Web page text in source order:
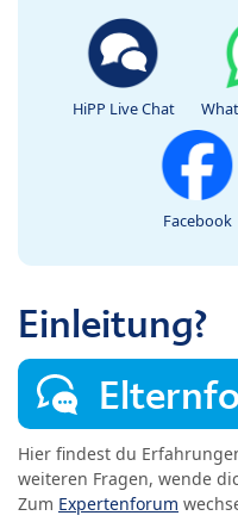
HiPP Live Chat
Facebook
Einleitung?
Hier findest du
weiteren Fragen, wende
Zum Expertenforum